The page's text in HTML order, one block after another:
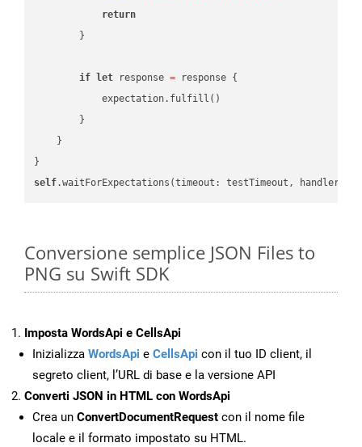
return
        }
if let response = response {
            expectation.fulfill()
        }
    }
self.waitForExpectations(timeout: testTimeout, handler:
Conversione semplice JSON Files to
PNG su Swift SDK
Imposta WordsApi e CellsApi
Inizializza WordsApi e CellsApi con il tuo ID client, il
segreto client, l’URL di base e la versione API
Converti JSON in HTML con WordsApi
Crea un ConvertDocumentRequest con il nome file
locale e il formato impostato su HTML.